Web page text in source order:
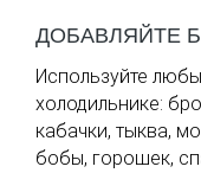
ДОБАВЛЯЙТЕ
Используйте
холодильнике:
кабачки, тыква,
бобы, горошек,